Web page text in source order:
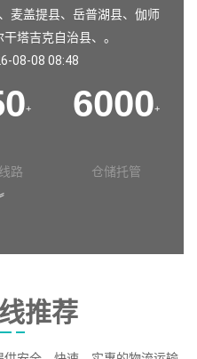
、 麦盖提县、 岳普湖县、 伽师
干塔吉克自治县、。
08-08 08:48
+
路
6000+
仓储托管
推荐